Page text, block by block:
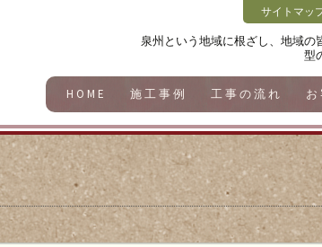
泉州という地域に根ざし、地域
型
サイトマッ
HOME 施工事例 工事の流れ